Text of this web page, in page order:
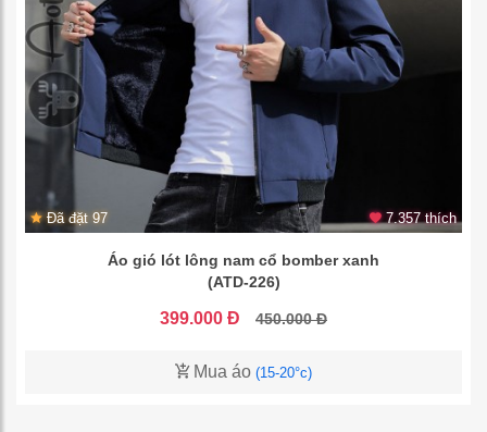
Đã đặt 97 7.357 thích
Áo gió lót lông nam cổ bomber xanh
(ATD-226)
399.000 Đ 450.000 Đ
Mua áo (15-20°c)